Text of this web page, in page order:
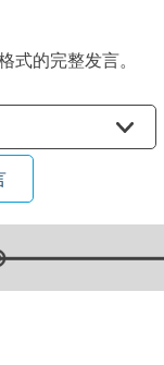
式的完整发言。